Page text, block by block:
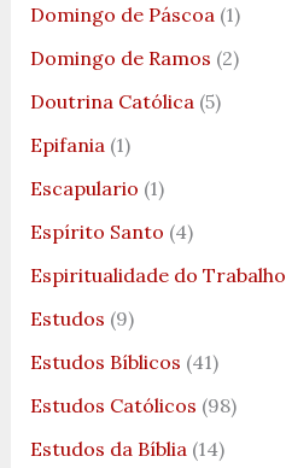
Domingo de Páscoa(1)
Domingo de Ramos (2)
Doutrina Católica(5)
Epifania(1)
Escapulario (1)
Espírito Santo (4)
Espiritualidade do Trabalho
Estudos (9)
Estudos Bíblicos (41)
Estudos Católicos (98)
Estudos da Bíblia(14)